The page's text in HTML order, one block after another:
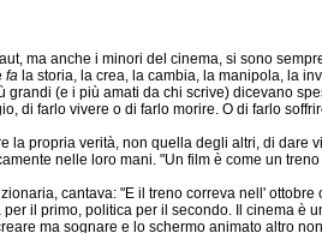
ma anche i minori del cinema, si sono
fa la storia, la crea, la cambia, la manipola, la
grandi (e i più amati da chi scrive) dicevano
di farlo vivere o di farlo morire. O di farlo
la propria verità, non quella degli altri, di dare
nelle loro mani. "Un film è come un
cantava: "E il treno correva nell'
il primo, politica per il secondo. Il cinema è
ma sognare e lo schermo animato altro